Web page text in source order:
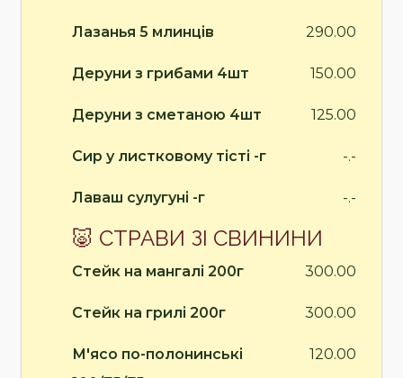
Лазанья 5 млинців 290.00
Деруни з грибами 4шт 150.00
Деруни з сметаною 4шт 125.00
Сир у листковому тісті -г -.-
Лаваш сулугуні -г -.-
🐷 СТРАВИ ЗІ СВИНИНИ
Стейк на мангалі 200г 300.00
Стейк на грилі 200г 300.00
М'ясо по-полонинські
120.00